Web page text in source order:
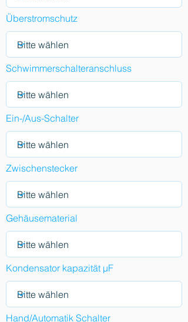
Überstromschutz
Schwimmerschalteranschluss
Ein-/Aus-Schalter
Zwischenstecker
Gehäusematerial
Kondensator kapazität µF
Hand/Automatik Schalter